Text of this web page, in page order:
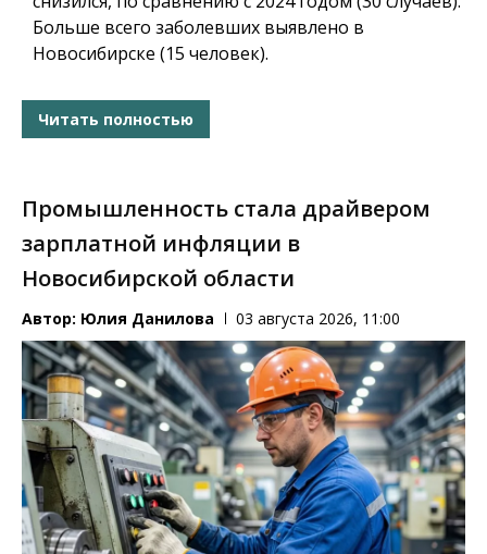
Больше всего заболевших выявлено в
Новосибирске (15 человек).
Читать полностью
Промышленность стала драйвером
зарплатной инфляции в
Новосибирской области
Автор: Юлия Данилова 03 августа 2026, 11:00